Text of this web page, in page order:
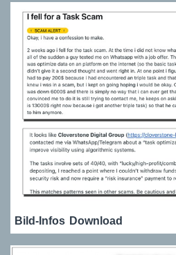
Bild-Infos Download